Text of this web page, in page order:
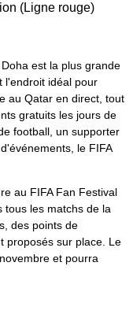
(Ligne rouge)
est la plus grande
l'endroit idéal pour
au Qatar en direct, tout
gratuits les jours de
football, un supporter
le FIFA
au FIFA Fan Festival
tous les matchs de la
des points de
proposés sur place. Le
et pourra